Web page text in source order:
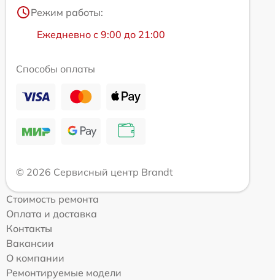
Режим работы:
Ежедневно с 9:00 до 21:00
Способы оплаты
© 2026 Сервисный центр Brandt
Стоимость ремонта
Оплата и доставка
Контакты
Вакансии
О компании
Ремонтируемые модели